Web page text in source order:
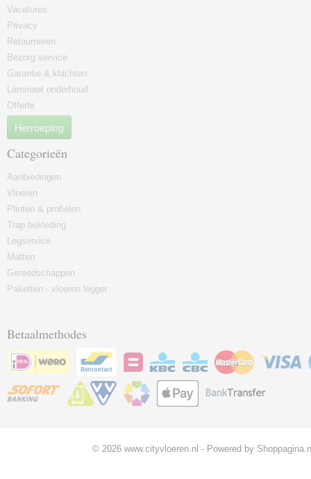
Vacatures
Privacy
Retourneren
Bezorg service
Garantie & klachten
Laminaat onderhoud
Offerte
Herroeping
Categorieën
Aanbiedingen
Vloeren
Plinten & profielen
Trap bekleding
Legservice
Matten
Gereedschappen
Paketten - vloeren legger
Betaalmethodes
© 2026 www.cityvloeren.nl - Powered by